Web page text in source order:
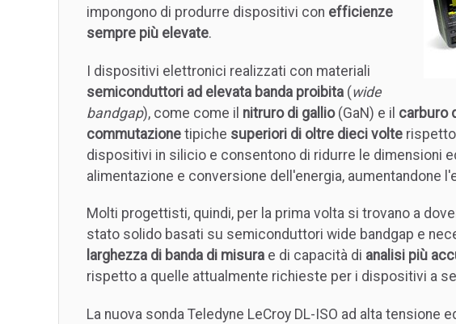
impongono di produrre dispositivi con efficienze
sempre più elevate.
I dispositivi elettronici realizzati con materiali
semiconduttori ad elevata banda proibita (wide
bandgap), come come il nitruro di gallio(GaN) e il carburo
commutazione tipiche superiori di oltre dieci volte
dispositivi in silicio e consentono di ridurre le dimensioni
alimentazione e conversione dell'energia, aumentandone
Molti progettisti, quindi, per la prima volta si trovano a
stato solido basati su semiconduttori wide bandgap e
larghezza di banda di misura e di capacità di analisi più
rispetto a quelle attualmente richieste per i dispositivi a
La nuova sonda Teledyne LeCroy DL-ISO ad alta